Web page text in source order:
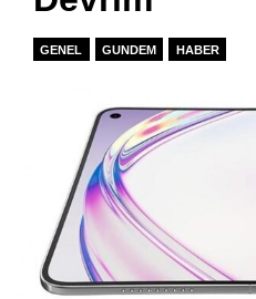
GENEL GUNDEM HABER